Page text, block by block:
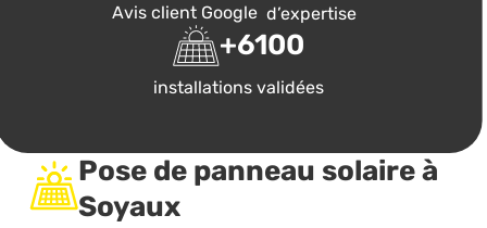
Avis client Google d’expertise
+6100
installations validées
Pose de panneau solaire à
Soyaux